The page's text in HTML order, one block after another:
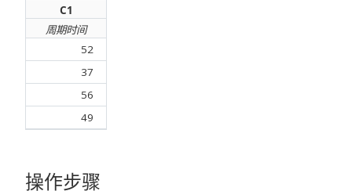
C1
周期时间
52
37
56
49
操作步骤